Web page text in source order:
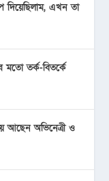
এখন তা
মতো তর্ক-বিতর্কে
আছেন অভিনেত্রী ও